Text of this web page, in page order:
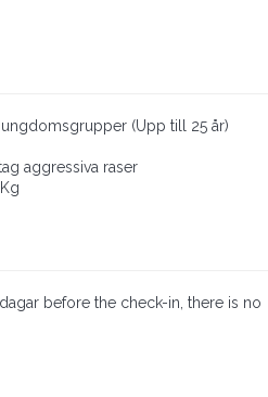
(Upp till 25 år)
aggressiva raser
before the check-in, there is no